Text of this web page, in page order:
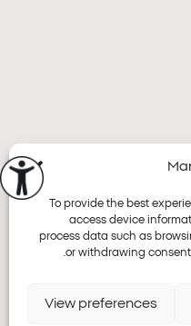
To provide the best
access device
process data such as
or withdrawing
View preferences